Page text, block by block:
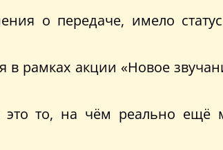
о передаче, имело
рамках акции «Новое
то, на чём реально ещё